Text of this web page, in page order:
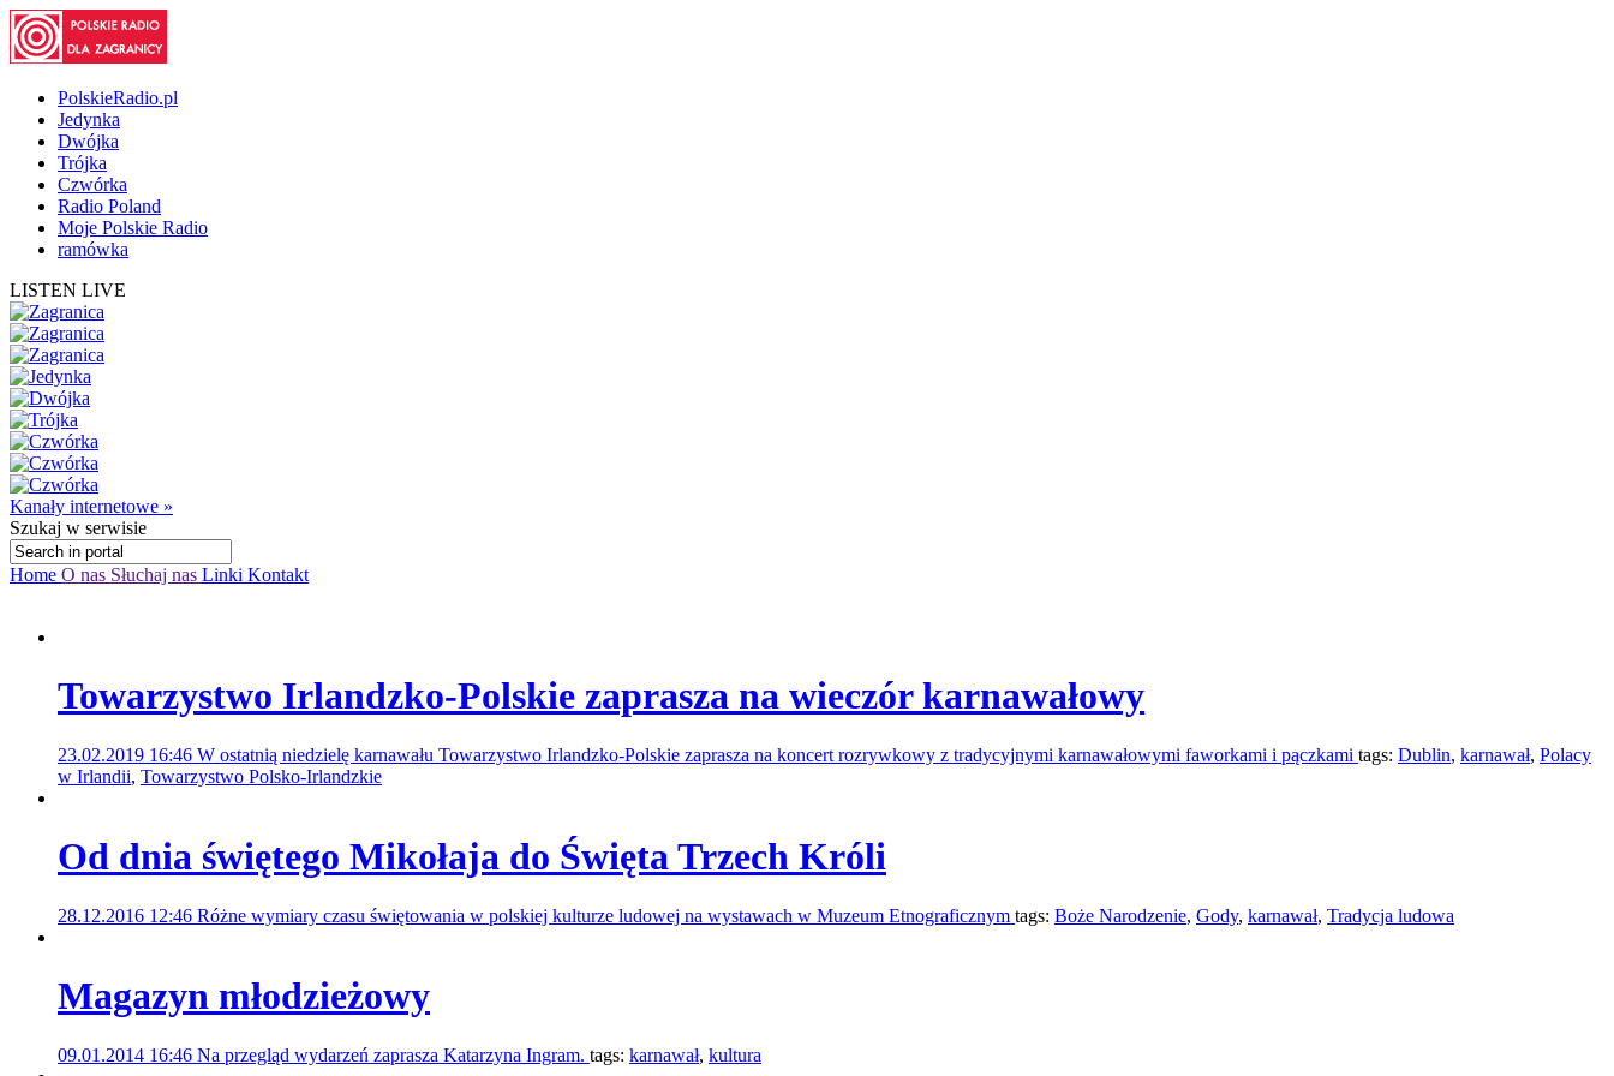
PolskieRadio.pl
Jedynka
Dwójka
Trójka
Czwórka
Radio Poland
Moje Polskie Radio
ramówka
LISTEN LIVE
Kanały internetowe »
Szukaj w serwisie
Home O nas Słuchaj nas Linki Kontakt
Towarzystwo Irlandzko-Polskie zaprasza na wieczór karnawałowy
23.02.2019 16:46 W ostatnią niedzielę karnawału Towarzystwo Irlandzko-Polskie zaprasza na koncert rozrywkowy z tradycyjnymi karnawałowymi faworkami i pączkami tags: Dublin, karnawał, Polacy
w Irlandii, Towarzystwo Polsko-Irlandzkie
Od dnia świętego Mikołaja do Święta Trzech Króli
28.12.2016 12:46 Różne wymiary czasu świętowania w polskiej kulturze ludowej na wystawach w Muzeum Etnograficznym tags: Boże Narodzenie, Gody, karnawał, Tradycja ludowa
Magazyn młodzieżowy
09.01.2014 16:46 Na przegląd wydarzeń zaprasza Katarzyna Ingram. tags: karnawał, kultura